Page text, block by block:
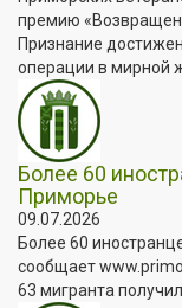
премию
Признание
операции в мирной
Более 60
Приморье
09.07.2026
Более 60
сообщает
63 мигранта